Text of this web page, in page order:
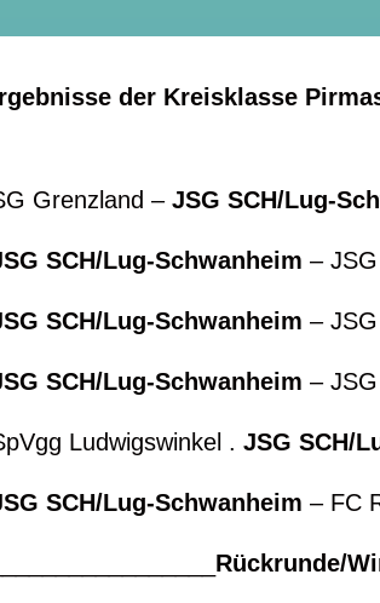
der Kreisklasse
Grenzland – JSG SCH/Lug-
SCH/Lug-Schwanheim –
SCH/Lug-Schwanheim –
SCH/Lug-Schwanheim –
Ludwigswinkel . JSG
SCH/Lug-Schwanheim –
Rückrunde/